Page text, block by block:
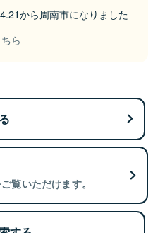
から周南市になりました
ら
覧いただけます。